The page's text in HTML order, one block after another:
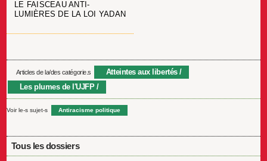
LE FAISCEAU ANTI-
LUMIÈRES DE LA LOI YADAN
Articles de la/des catégorie.s
Atteintes aux libertés
Les plumes de l'UJFP
Voir le-s sujet-s Antiracisme politique
Tous les dossiers